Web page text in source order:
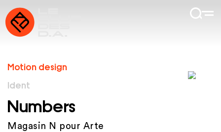
Motion design
Ident
Numbers
Magasin N pour Arte